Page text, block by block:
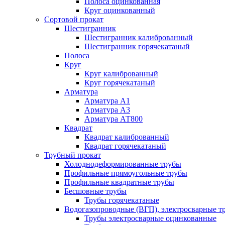
Круг оцинкованный
Сортовой прокат
Шестигранник
Шестигранник калиброванный
Шестигранник горячекатаный
Полоса
Круг
Круг калиброванный
Круг горячекатаный
Арматура
Арматура А1
Арматура А3
Арматура АТ800
Квадрат
Квадрат калиброванный
Квадрат горячекатаный
Трубный прокат
Холоднодеформированные трубы
Профильные прямоугольные трубы
Профильные квадратные трубы
Бесшовные трубы
Трубы горячекатаные
Водогазопроводные (ВГП), электросварные
Трубы электросварные оцинкованные